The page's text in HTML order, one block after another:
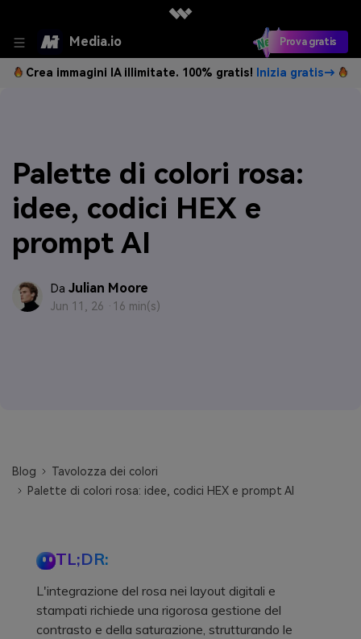
Media.io Prova gratis
Crea immagini IA illimitate. 100% gratis! Inizia gratis→
Palette di colori rosa:
idee, codici HEX e
prompt AI
Da Julian Moore
Jun 11, 26 · 16 min(s)
Blog
Tavolozza dei colori
Palette di colori rosa: idee, codici HEX e prompt AI
TL;DR:
L'integrazione del rosa nei layout digitali e
stampati richiede una rigorosa gestione del
contrasto e della saturazione, strutturando le